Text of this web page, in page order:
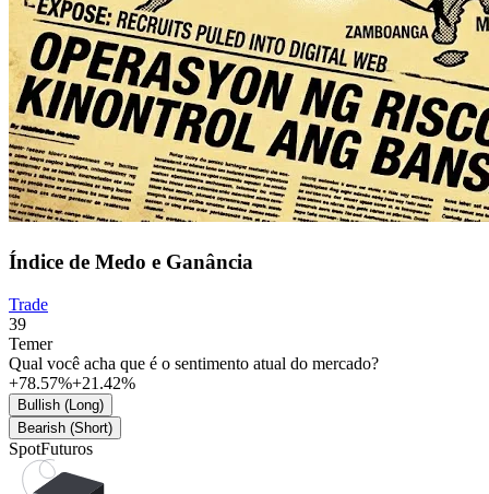
Índice de Medo e Ganância
Trade
39
Temer
Qual você acha que é o sentimento atual do mercado?
+78.57%+21.42%
Bullish (Long)
Bearish (Short)
SpotFuturos